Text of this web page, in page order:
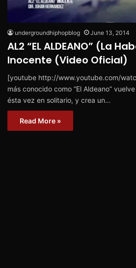
undergroundhiphopblog June 13, 2014
AL2 “EL ALDEANO” (La
Inocente (Video Oficial)
[youtube http://www.youtube.com/
más conocido como “El Aldeano”
ésta vez en solitario, y crea un…
Read More »